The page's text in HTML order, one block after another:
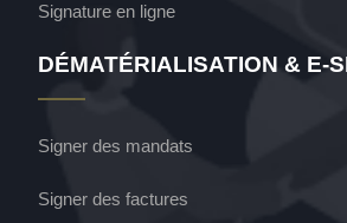
Signature en ligne
DÉMATÉRIALISATION & E-
Signer des mandats
Signer des factures